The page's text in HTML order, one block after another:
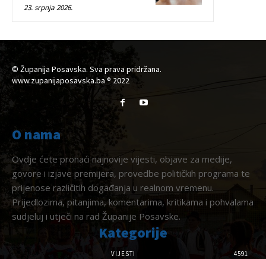
23. srpnja 2026.
© Županija Posavska. Sva prava pridržana.
www.zupanijaposavska.ba ® 2022
O nama
Ovdje ćete pronaći najnovije vijesti, objave za medije,
govore i izjave premijera, provedbe političkih programa te
prijenose različitih događanja u realnom vremenu.
Prijedlozima, pitanjima, komentarima, kritikama i pohvalama
sudjeluj i utječi na rad Županije Posavske.
Kategorije
VIJESTI 4591